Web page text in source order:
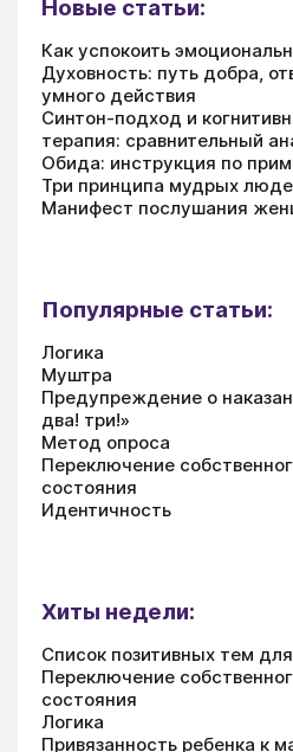
Новые статьи:
Как успокоить
Духовность: путь добра,
умного действия
Синтон-подход и
терапия: сравнительный
Обида: инструкция по
Три принципа мудрых
Манифест послушания
Популярные статьи:
Логика
Муштра
Предупреждение о
два! три!»
Метод опроса
Переключение
состояния
Идентичность
Хиты недели:
Список позитивных тем
Переключение
состояния
Логика
Привязанность ребенка к